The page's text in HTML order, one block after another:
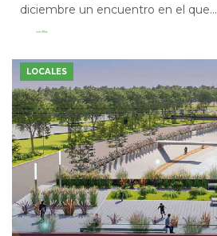
diciembre un encuentro en el que...
Leer Más
LOCALES